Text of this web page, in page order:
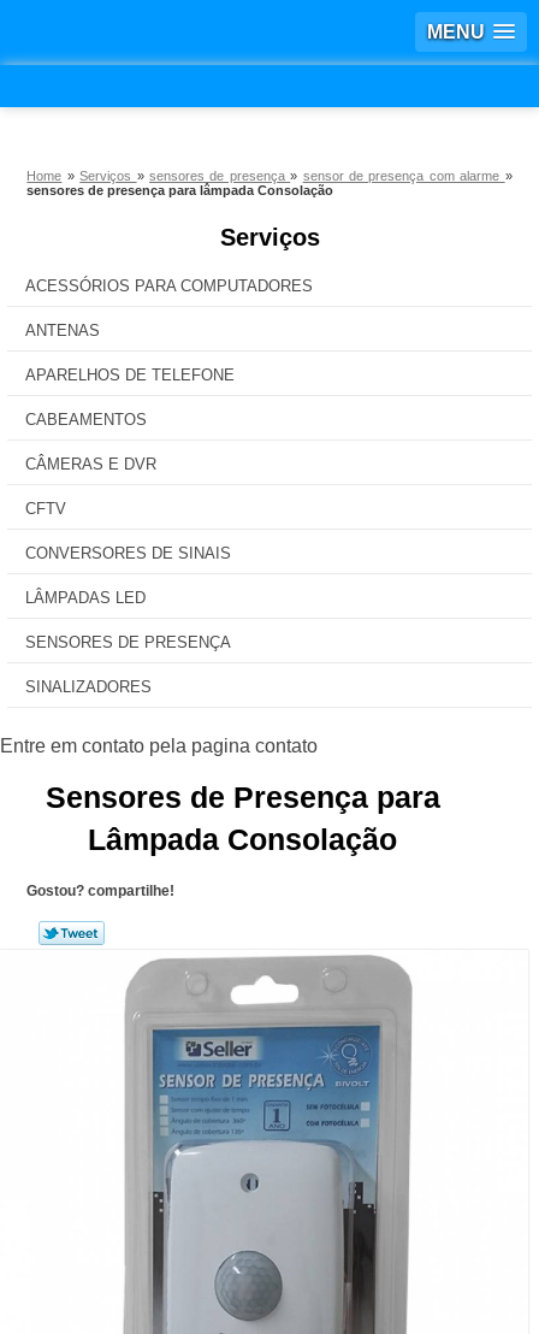
MENU
Home »Serviços »sensores de presença» sensor de presença com alarme »
sensores de presença para lâmpada Consolação
Serviços
ACESSÓRIOS PARA COMPUTADORES
ANTENAS
APARELHOS DE TELEFONE
CABEAMENTOS
CÂMERAS E DVR
CFTV
CONVERSORES DE SINAIS
LÂMPADAS LED
SENSORES DE PRESENÇA
SINALIZADORES
Sensores de Presença para
Lâmpada Consolação
Gostou? compartilhe!